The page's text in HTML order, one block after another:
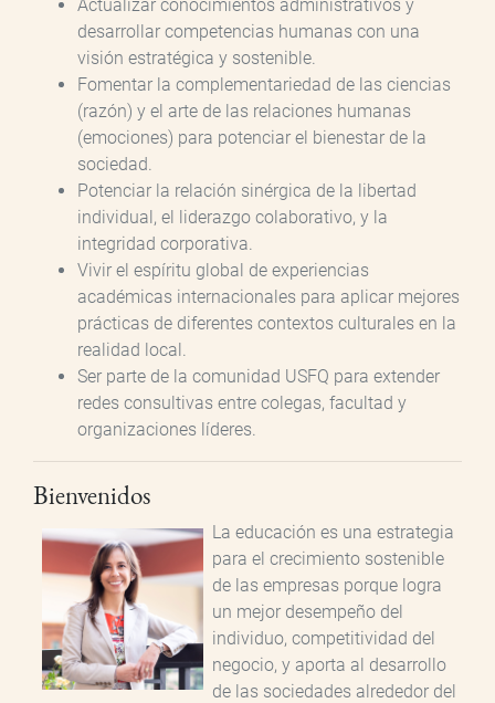
Actualizar conocimientos administrativos y
desarrollar competencias humanas con una
visión estratégica y sostenible.
Fomentar la complementariedad de las ciencias
(razón) y el arte de las relaciones humanas
(emociones) para potenciar el bienestar de la
sociedad.
Potenciar la relación sinérgica de la libertad
individual, el liderazgo colaborativo, y la
integridad corporativa.
Vivir el espíritu global de experiencias
académicas internacionales para aplicar mejores
prácticas de diferentes contextos culturales en la
realidad local.
Ser parte de la comunidad USFQ para extender
redes consultivas entre colegas, facultad y
organizaciones líderes.
Bienvenidos
La educación es una estrategia
para el crecimiento sostenible
de las empresas porque logra
un mejor desempeño del
individuo, competitividad del
negocio, y aporta al desarrollo
de las sociedades alrededor del